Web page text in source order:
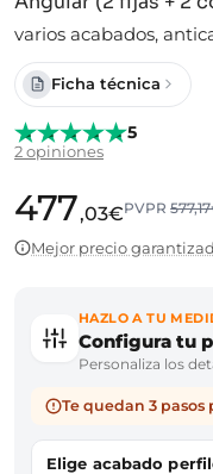
varios acabados,
Ficha técnica
5
2 opiniones
477,03€PVPR
Mejor precio
HAZLO A TU
Configura tu
Personaliza los
Te quedan 3 pasos
Elige acabado